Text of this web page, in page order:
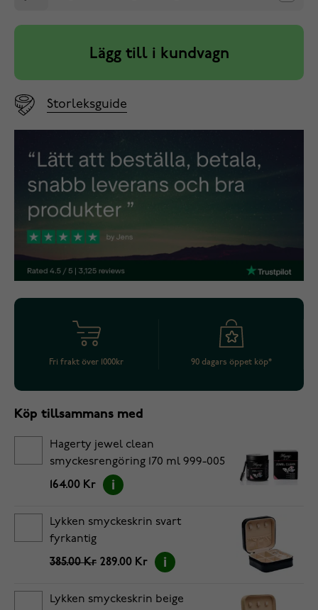
Lägg till i kundvagn
Storleksguide
Fri frakt över 1000kr 90 dagars öppet köp*
Köp tillsammans med
Hagerty jewel clean
smyckesrengöring 170 ml 999-005
164.00 Kr
Lykken smyckeskrin svart
fyrkantig
385.00 Kr 289.00 Kr
Lykken smyckeskrin beige